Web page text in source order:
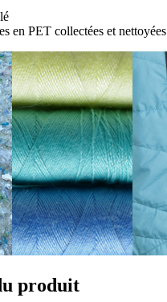
en PET collectées et nettoyées
produit